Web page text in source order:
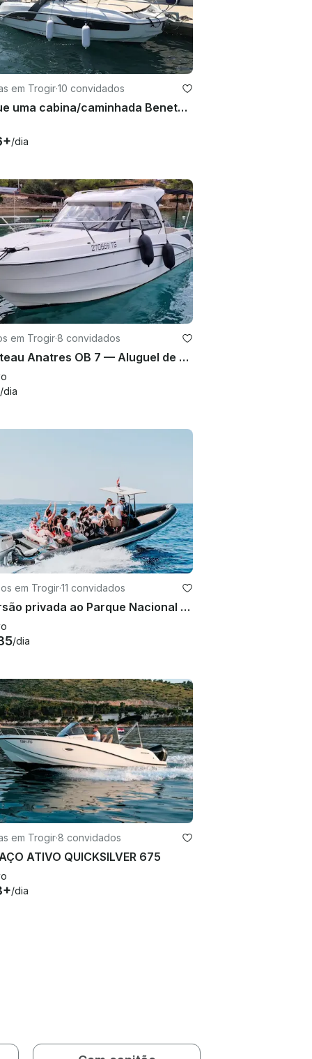
em Trogir·10 convidados
Alugue uma cabina/caminhada Beneteau Flyer 7.7 Sun Deck Cuddy em Trogir, Croácia
/dia
em Trogir·8 convidados
Beneteau Anatres OB 7 — Aluguel de barcos Mercury 200HP em Trogir
/dia
em Trogir·11 convidados
Excursão privada ao Parque Nacional Kornati e ao Parque Natural Telašćica saindo de Trogir (máx. 10)
/dia
em Trogir·8 convidados
ATIVO QUICKSILVER 675
/dia